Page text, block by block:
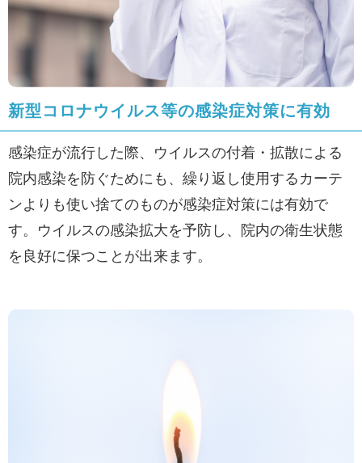
新型コロナウイルス等の感染症対策に有効
感染症が流行した際、ウイルスの付着・拡散による
院内感染を防ぐためにも、繰り返し使用するカーテ
ンよりも使い捨てのものが感染症対策には有効で
す。ウイルスの感染拡大を予防し、院内の衛生状態
を良好に保つことが出来ます。